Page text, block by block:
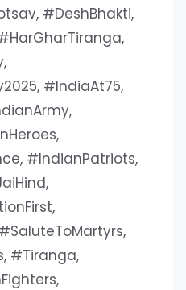
, #DeshBhakti,
,
,
, #IndiaAt75,
,
,
, #IndianPatriots,
,
,
#SaluteToMartyrs,
, #Tiranga,
,